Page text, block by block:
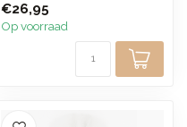
zeef...
€26,95
Op voorraad